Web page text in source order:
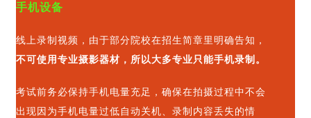
手机设备
线上录制视频，由于部分院校在招生简章里明确告知，
不可使用专业摄影器材，所以大多专业只能手机录制。
考试前务必保持手机电量充足，确保在拍摄过程中不会
出现因为手机电量过低自动关机、录制内容丢失的情